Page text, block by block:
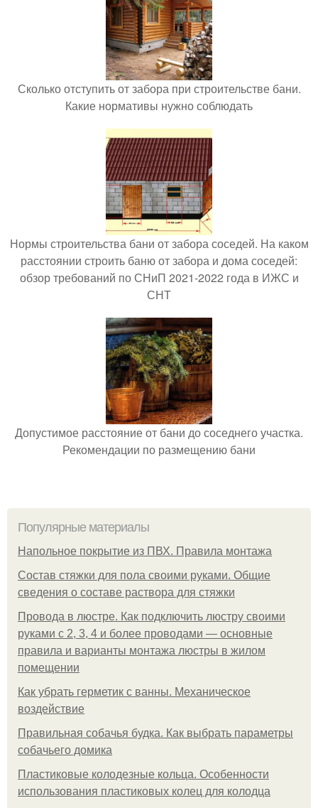
Сколько отступить от забора при строительстве бани.
Какие нормативы нужно соблюдать
Нормы строительства бани от забора соседей. На каком
расстоянии строить баню от забора и дома соседей:
обзор требований по СНиП 2021-2022 года в ИЖС и
СНТ
Допустимое расстояние от бани до соседнего участка.
Рекомендации по размещению бани
Популярные материалы
Напольное покрытие из ПВХ. Правила монтажа
Состав стяжки для пола своими руками. Общие
сведения о составе раствора для стяжки
Провода в люстре. Как подключить люстру своими
руками с 2, 3, 4 и более проводами — основные
правила и варианты монтажа люстры в жилом
помещении
Как убрать герметик с ванны. Механическое
воздействие
Правильная собачья будка. Как выбрать параметры
собачьего домика
Пластиковые колодезные кольца. Особенности
использования пластиковых колец для колодца